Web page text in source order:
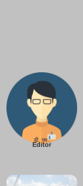
Editor
डी. एम .